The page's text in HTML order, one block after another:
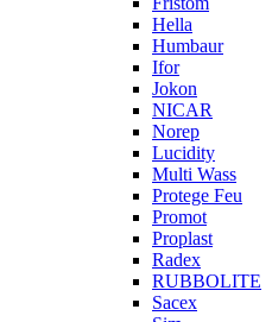
Hella
Humbaur
Ifor
Jokon
NICAR
Norep
Lucidity
Multi Wass
Protege Feu
Promot
Proplast
Radex
RUBBOLITE
Sacex